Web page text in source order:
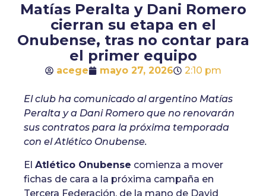
Matías Peralta y Dani Romero
cierran su etapa en el
Onubense, tras no contar para
el primer equipo
acege mayo 27, 2026 2:10 pm
El club ha comunicado al argentino Matías
Peralta y a Dani Romero que no renovarán
sus contratos para la próxima temporada
con el Atlético Onubense.
El Atlético Onubense comienza a mover
fichas de cara a la próxima campaña en
Tercera Federación, de la mano de David